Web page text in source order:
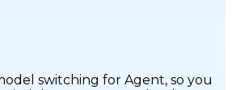
switching for Agent, so you